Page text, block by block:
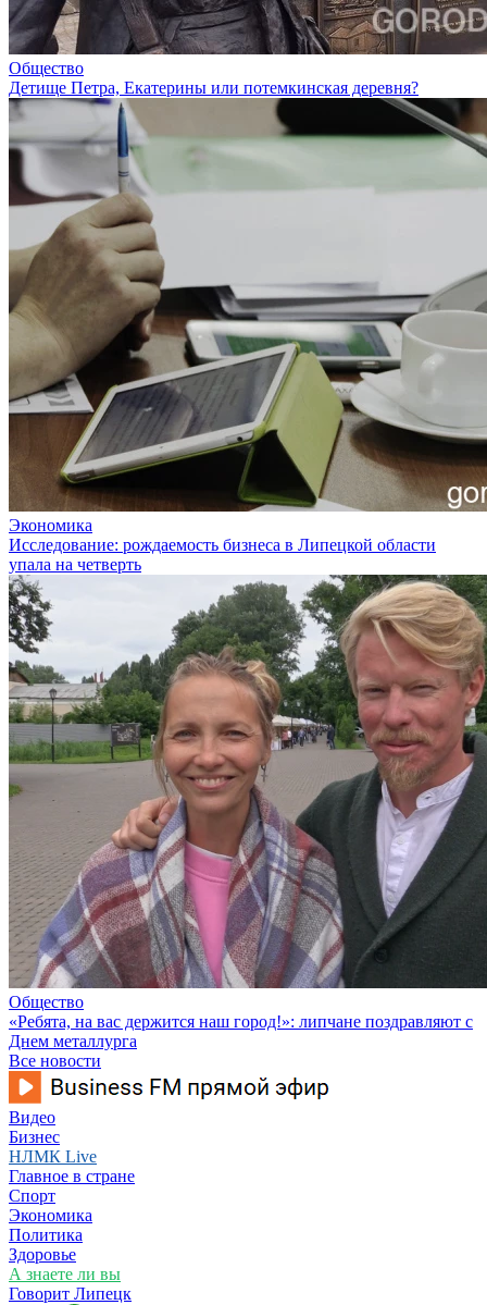
Общество
Детище Петра, Екатерины или потемкинская деревня?
Экономика
Исследование: рождаемость бизнеса в Липецкой области
упала на четверть
Общество
«Ребята, на вас держится наш город!»: липчане поздравляют с
Днем металлурга
Все новости
Видео
Бизнес
НЛМК Live
Главное в стране
Спорт
Экономика
Политика
Здоровье
А знаете ли вы
Говорит Липецк